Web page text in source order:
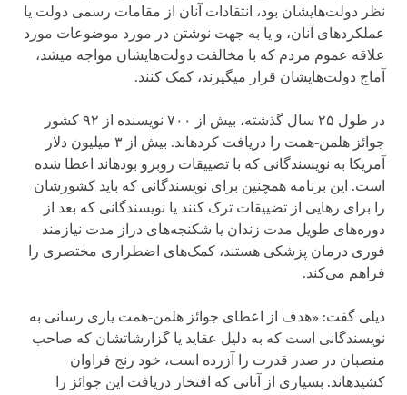
نظر دولت‌هایشان بود، انتقادات آنان از مقامات رسمی دولت یا
عملکردهای آنان، و یا به جهت نوشتن در مورد موضوعات مورد
علاقه عموم مردم که با مخالفت دولت‌هایشان مواجه می‏شد،
آماج دولت‌هایشان قرار می‏گیرند، کمک کنند.
در طول ۲۵ سال گذشته، بیش از ۷۰۰ نویسنده از ۹۲ کشور
جوائز هلمن-همت را دریافت کرده‏اند. بیش از ۳ میلیون دلار
آمریکا به نویسندگانی که با تضییقات روبرو بوده‏اند اعطا شده
است. این برنامه همچنین برای نویسندگانی که باید کشورشان
را برای رهایی از تضییقات ترک کنند یا نویسندگانی که بعد از
دوره‌های طویل مدت زندان یا شکنجه‌های دراز مدت نیازمند
فوری درمان پزشکی هستند، کمک‌های اضطراری مختصری را
فراهم می‌کند.
دیلی گفت: «هدف از اعطای جوائز هلمن-همت یاری رسانی به
نویسندگانی است که به دلیل عقاید یا گزارشاتشان که صاحب
منصبان در صدر قدرت را آزرده است، خود رنج فراوان
کشیده‏اند. بسیاری از آنانی که افتخار دریافت این جوائز را